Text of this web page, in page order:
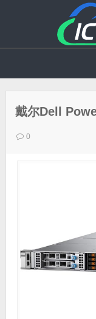
戴尔Dell
0